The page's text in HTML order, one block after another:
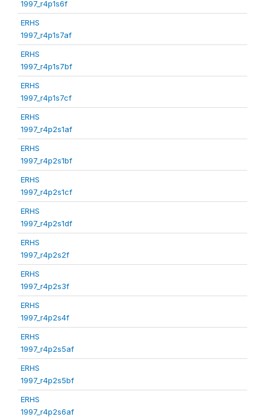
1997_r4p1s6f
ERHS
1997_r4p1s7af
ERHS
1997_r4p1s7bf
ERHS
1997_r4p1s7cf
ERHS
1997_r4p2s1af
ERHS
1997_r4p2s1bf
ERHS
1997_r4p2s1cf
ERHS
1997_r4p2s1df
ERHS
1997_r4p2s2f
ERHS
1997_r4p2s3f
ERHS
1997_r4p2s4f
ERHS
1997_r4p2s5af
ERHS
1997_r4p2s5bf
ERHS
1997_r4p2s6af